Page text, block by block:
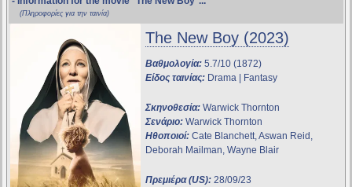
(Πληροφορίες για την ταινία)
The New Boy (2023)
Βαθμολογία: 5.7/10 (1872)
Είδος ταινίας: Drama | Fantasy
Σκηνοθεσία: Warwick Thornton
Σενάριο: Warwick Thornton
Ηθοποιοί: Cate Blanchett, Aswan Reid,
Deborah Mailman, Wayne Blair
Πρεμιέρα (US): 28/09/23